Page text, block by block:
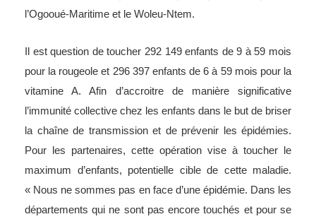
l’Ogooué-Maritime et le Woleu-Ntem.
Il est question de toucher 292 149 enfants de 9 à 59 mois
pour la rougeole et 296 397 enfants de 6 à 59 mois pour la
vitamine A. Afin d’accroitre de manière significative
l’immunité collective chez les enfants dans le but de briser
la chaîne de transmission et de prévenir les épidémies.
Pour les partenaires, cette opération vise à toucher le
maximum d’enfants, potentielle cible de cette maladie.
« Nous ne sommes pas en face d’une épidémie. Dans les
départements qui ne sont pas encore touchés et pour se